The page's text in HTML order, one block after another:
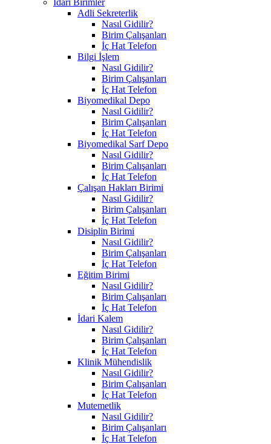
Adli Sekreterlik
Nasıl Gidilir?
Birim Çalışanları
İç Hat Telefon
Bilgi İşlem
Nasıl Gidilir?
Birim Çalışanları
İç Hat Telefon
Biyomedikal Depo
Nasıl Gidilir?
Birim Çalışanları
İç Hat Telefon
Biyomedikal Sarf Depo
Nasıl Gidilir?
Birim Çalışanları
İç Hat Telefon
Çalışan Hakları Birimi
Nasıl Gidilir?
Birim Çalışanları
İç Hat Telefon
Disiplin Birimi
Nasıl Gidilir?
Birim Çalışanları
İç Hat Telefon
Eğitim Birimi
Nasıl Gidilir?
Birim Çalışanları
İç Hat Telefon
İdari Kalem
Nasıl Gidilir?
Birim Çalışanları
İç Hat Telefon
Klinik Mühendislik
Nasıl Gidilir?
Birim Çalışanları
İç Hat Telefon
Mutemetlik
Nasıl Gidilir?
Birim Çalışanları
İç Hat Telefon